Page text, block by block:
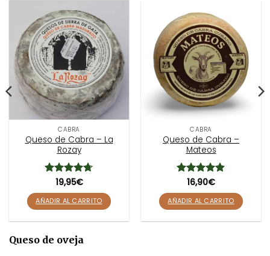
CABRA
Queso de Cabra – La
Rozay
Valorado
con4.67
de 5
19,95€
AÑADIR AL CARRITO
CABRA
Queso de Cabra –
Mateos
Valorado
con4.79
de 5
16,90€
AÑADIR AL CARRITO
Queso de oveja